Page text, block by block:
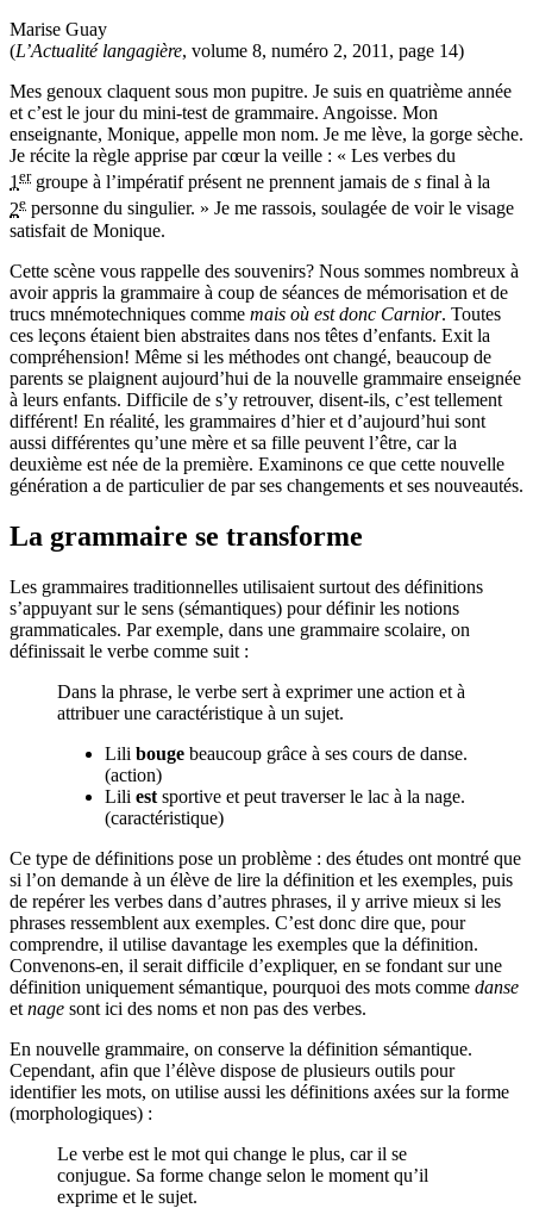
Marise Guay
(L’Actualité langagière, volume 8, numéro 2, 2011, page 14)
Mes genoux claquent sous mon pupitre. Je suis en quatrième année
et c’est le jour du mini-test de grammaire. Angoisse. Mon
enseignante, Monique, appelle mon nom. Je me lève, la gorge sèche.
Je récite la règle apprise par cœur la veille : « Les verbes du
1ergroupe à l’impératif présent ne prennent jamais de s final à la
2e personne du singulier. » Je me rassois, soulagée de voir le visage
satisfait de Monique.
Cette scène vous rappelle des souvenirs? Nous sommes nombreux à
avoir appris la grammaire à coup de séances de mémorisation et de
trucs mnémotechniques comme mais où est donc Carnior. Toutes
ces leçons étaient bien abstraites dans nos têtes d’enfants. Exit la
compréhension! Même si les méthodes ont changé, beaucoup de
parents se plaignent aujourd’hui de la nouvelle grammaire enseignée
à leurs enfants. Difficile de s’y retrouver, disent-ils, c’est tellement
différent! En réalité, les grammaires d’hier et d’aujourd’hui sont
aussi différentes qu’une mère et sa fille peuvent l’être, car la
deuxième est née de la première. Examinons ce que cette nouvelle
génération a de particulier de par ses changements et ses nouveautés.
La grammaire se transforme
Les grammaires traditionnelles utilisaient surtout des définitions
s’appuyant sur le sens (sémantiques) pour définir les notions
grammaticales. Par exemple, dans une grammaire scolaire, on
définissait le verbe comme suit :
Dans la phrase, le verbe sert à exprimer une action et à
attribuer une caractéristique à un sujet.
Lili bouge beaucoup grâce à ses cours de danse.
(action)
Lili est sportive et peut traverser le lac à la nage.
(caractéristique)
Ce type de définitions pose un problème : des études ont montré que
si l’on demande à un élève de lire la définition et les exemples, puis
de repérer les verbes dans d’autres phrases, il y arrive mieux si les
phrases ressemblent aux exemples. C’est donc dire que, pour
comprendre, il utilise davantage les exemples que la définition.
Convenons-en, il serait difficile d’expliquer, en se fondant sur une
définition uniquement sémantique, pourquoi des mots comme danse
et nage sont ici des noms et non pas des verbes.
En nouvelle grammaire, on conserve la définition sémantique.
Cependant, afin que l’élève dispose de plusieurs outils pour
identifier les mots, on utilise aussi les définitions axées sur la forme
(morphologiques) :
Le verbe est le mot qui change le plus, car il se
conjugue. Sa forme change selon le moment qu’il
exprime et le sujet.